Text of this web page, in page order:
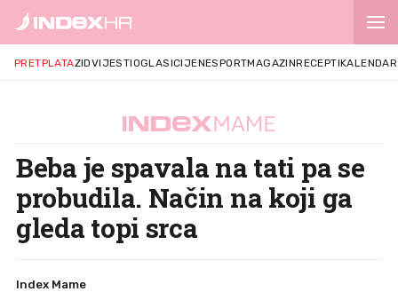
PRETPLATAZIDVIJESTIOGLASICIJENESPORTMAGAZINRECEPTIKALENDAR
Beba je spavala na tati pa se
probudila. Način na koji ga
gleda topi srca
Index Mame